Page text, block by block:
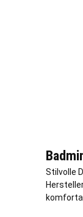
Stilvolle